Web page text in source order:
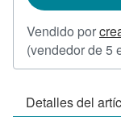
Vendido por
(vendedor de 5
Detalles del